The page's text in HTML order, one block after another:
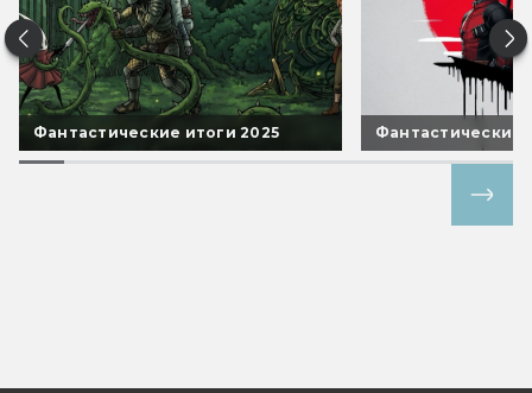
Фантастические итоги 2025 Фантастические